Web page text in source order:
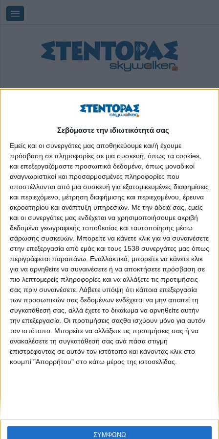
Σεβόμαστε την ιδιωτικότητά σας
Εμείς και οι συνεργάτες μας αποθηκεύουμε και/ή έχουμε
πρόσβαση σε πληροφορίες σε μια συσκευή, όπως τα cookies,
και επεξεργαζόμαστε προσωπικά δεδομένα, όπως μοναδικοί
αναγνωριστικοί και προσαρμοσμένες πληροφορίες που
αποστέλλονται από μια συσκευή για εξατομικευμένες διαφημίσεις
και περιεχόμενο, μέτρηση διαφήμισης και περιεχομένου, έρευνα
ακροατηρίου και ανάπτυξη υπηρεσιών. Με την άδειά σας, εμείς
και οι συνεργάτες μας ενδέχεται να χρησιμοποιήσουμε ακριβή
δεδομένα γεωγραφικής τοποθεσίας και ταυτοποίησης μέσω
σάρωσης συσκευών. Μπορείτε να κάνετε κλικ για να συναινέσετε
στην επεξεργασία από εμάς και τους 1538 συνεργάτες μας όπως
περιγράφεται παραπάνω. Εναλλακτικά, μπορείτε να κάνετε κλικ
για να αρνηθείτε να συναινέσετε ή να αποκτήσετε πρόσβαση σε
πιο λεπτομερείς πληροφορίες και να αλλάξετε τις προτιμήσεις
σας πριν συναινέσετε. Λάβετε υπόψη ότι κάποια επεξεργασία
των προσωπικών σας δεδομένων ενδέχεται να μην απαιτεί τη
συγκατάθεσή σας, αλλά έχετε το δικαίωμα να αρνηθείτε αυτήν
την επεξεργασία. Οι προτιμήσεις σαςθα ισχύουν μόνο για αυτόν
τον ιστότοπο. Μπορείτε να αλλάξετε τις προτιμήσεις σας ή να
ανακαλέσετε τη συγκατάθεσή σας ανά πάσα στιγμή
επιστρέφοντας σε αυτόν τον ιστότοπο και κάνοντας κλικ στο
κουμπί "Απορρήτου" στο κάτω μέρος της ιστοσελίδας.
ΣΥΜΦΩΝΩ
Παρασκευή, 07/08/2026 20:59:03
KA2: Στρατηγικές Συμπράξεις για τη Νεολαία
Πρόσκληση εκδήλωσης ενδιαφέροντος για συμμετοχή
στο έργο YESS
None feed
CONNECT
NEWSLETTER